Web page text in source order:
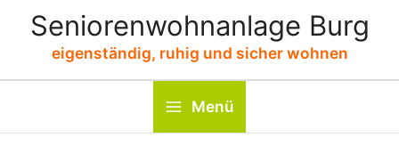
Inhalt
springen
Seniorenwohnanlage Burg
eigenständig, ruhig und sicher wohnen
Menü